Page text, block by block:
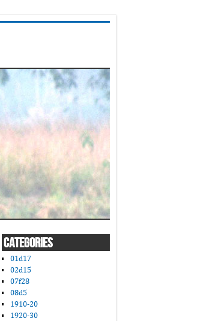
CATEGORIES
01d17
02d15
07f28
08d5
1910-20
1920-30